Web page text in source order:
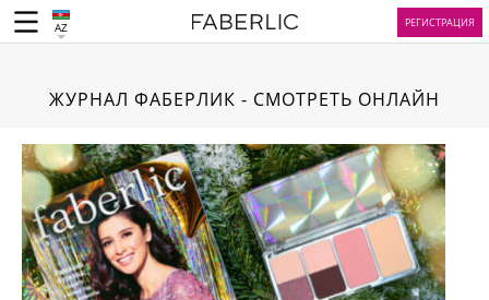
AZ РЕГИСТРАЦИЯ
ЖУРНАЛ ФАБЕРЛИК - СМОТРЕТЬ ОНЛАЙН